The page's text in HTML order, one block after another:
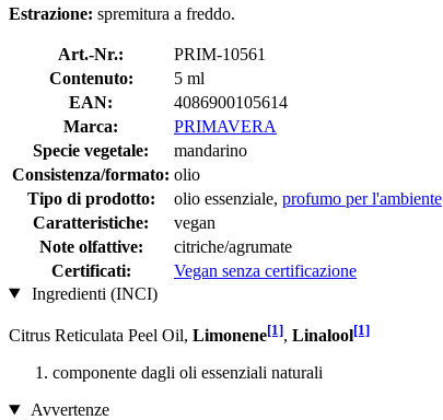
Estrazione: spremitura a freddo.
Art.-Nr.:
PRIM-10561
Contenuto:
5 ml
EAN:
4086900105614
Marca:
PRIMAVERA
Specie vegetale:
mandarino
Consistenza/formato: olio
Tipo di prodotto:
olio essenziale, profumo per l'ambiente
Caratteristiche:
vegan
Note olfattive:
citriche/agrumate
Certificati:
Vegan senza certificazione
Ingredienti (INCI)
Citrus Reticulata Peel Oil, Limonene[1], Linalool[1]
componente dagli oli essenziali naturali
Avvertenze